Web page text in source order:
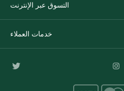
التسوق عبر الإنترنت
خدمات العملاء